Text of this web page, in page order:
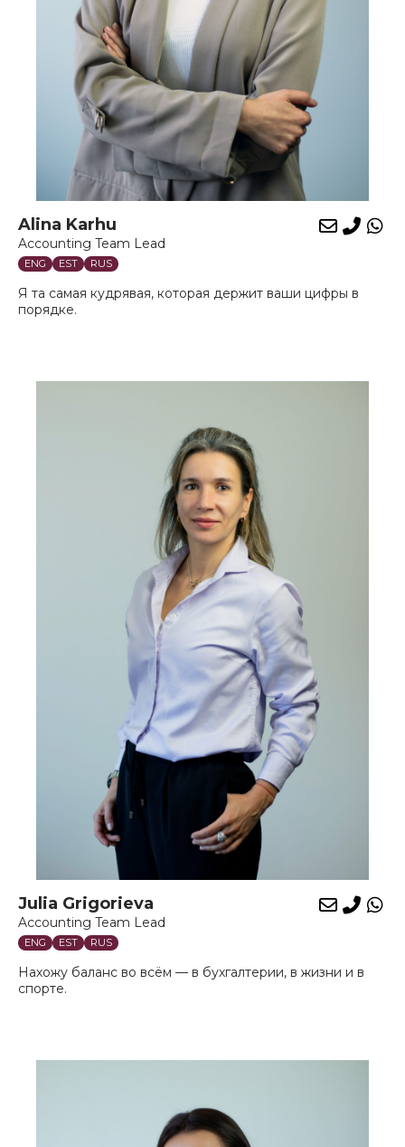
Alina Karhu
Accounting Team Lead
ENG EST RUS
Я та самая кудрявая, которая держит ваши цифры в
порядке.
E-
Julia Grigorieva
Accounting Team Lead
ENG EST RUS
Нахожу баланс во всём — в бухгалтерии, в жизни и в
спорте.
E-